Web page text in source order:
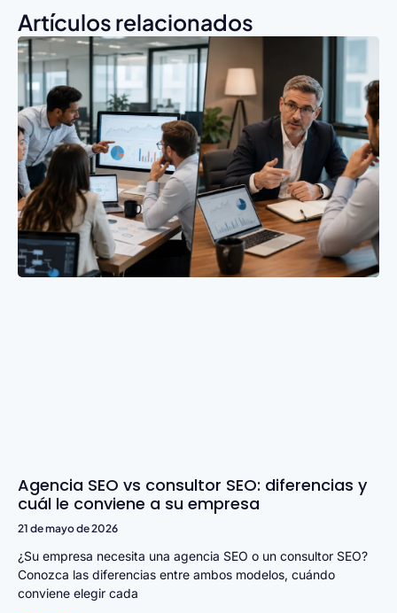
Artículos relacionados
Agencia SEO vs consultor SEO: diferencias y
cuál le conviene a su empresa
21 de mayo de 2026
¿Su empresa necesita una agencia SEO o un consultor SEO?
Conozca las diferencias entre ambos modelos, cuándo
conviene elegir cada